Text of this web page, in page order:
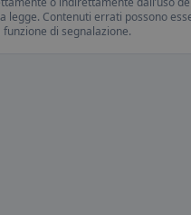
legge. Contenuti errati possono
di segnalazione.